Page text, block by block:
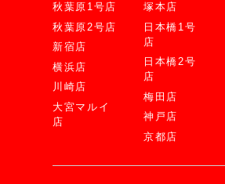
秋葉原1号店
秋葉原2号店
新宿店
横浜店
川崎店
大宮マルイ
店
塚本店
日本橋1号
店
日本橋2号
店
梅田店
神戸店
京都店